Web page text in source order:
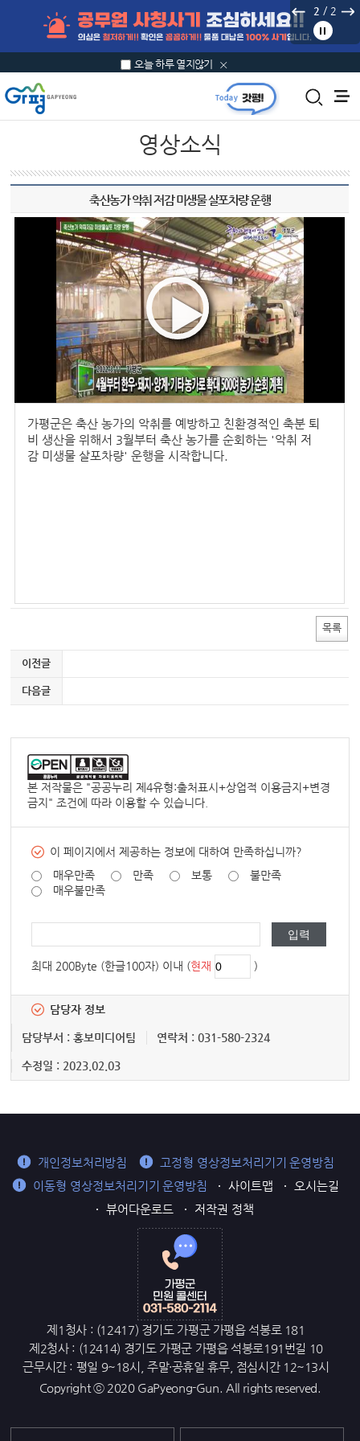
2 / 2
오늘 하루 열지않기
영상소식
축산농가 악취 저감 미생물 살포차량 운행
가평군은 축산 농가의 악취를 예방하고 친환경적인 축분 퇴
비 생산을 위해서 3월부터 축산 농가를 순회하는 '악취 저
감 미생물 살포차량' 운행을 시작합니다.
목록
이전글
다음글
본 저작물은 "공공누리 제4유형:출처표시+상업적 이용금지+변경
금지 " 조건에 따라 이용할 수 있습니다.
이 페이지에서 제공하는 정보에 대하여 만족하십니까?
매우만족
만족 보통
불만족
매우불만족
최대 200Byte (한글100자) 이내 (현재 )
담당자 정보
담당부서 : 홍보미디어팀 연락처 : 031-580-2324
수정일 : 2023.02.03
개인정보처리방침
고정형 영상정보처리기기 운영방침
이동형 영상정보처리기기 운영방침
사이트맵
오시는길
뷰어다운로드
저작권 정책
제1청사 : (12417) 경기도 가평군 가평읍 석봉로 181
제2청사 : (12414) 경기도 가평군 가평읍 석봉로191번길 10
근무시간 : 평일 9~18시, 주말·공휴일 휴무, 점심시간 12~13시
Copyright ⓒ 2020 GaPyeong-Gun. All rights reserved.